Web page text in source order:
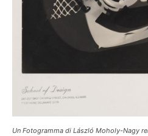
Un Fotogramma di László Moholy-Nagy